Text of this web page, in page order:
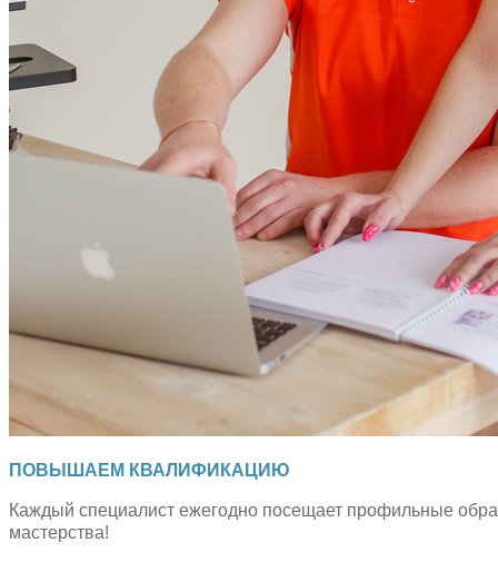
ПОВЫШАЕМ КВАЛИФИКАЦИЮ
Каждый специалист ежегодно посещает профильные
мастерства!